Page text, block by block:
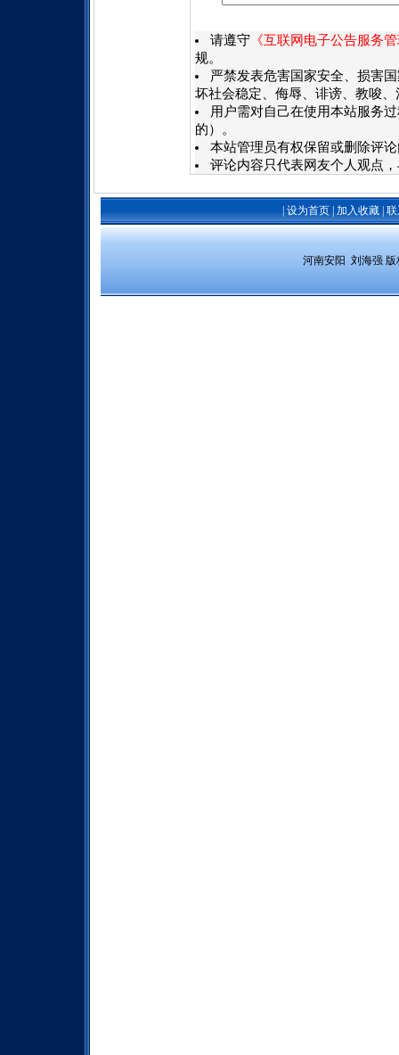
请遵守 《互联网电子公告服务
规。
严禁发表危害国家安全、损害
坏社会稳定、侮辱、诽谤、教唆
用户需对自己在使用本站服务
的）。
本站管理员有权保留或删除评
评论内容只代表网友个人观点
设为首页 加入收藏
河南安阳  刘海强 版